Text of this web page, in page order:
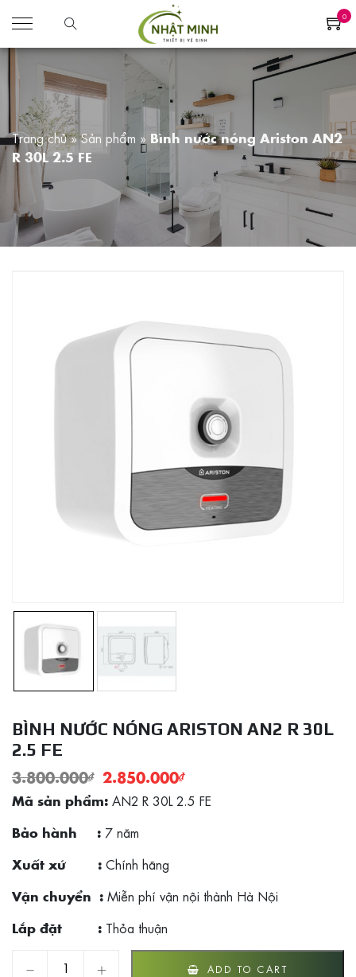
0
Trang chủ»Sản phẩm » Bình nước nóng Ariston AN2
R 30L 2.5 FE
BÌNH NƯỚC NÓNG ARISTON AN2 R 30L
2.5 FE
3.800.000₫ 2.850.000₫
Mã sản phẩm: AN2 R 30L 2.5 FE
Bảo hành : 7 năm
Xuất xứ : Chính hãng
Vận chuyển : Miễn phí vận nội thành Hà Nội
Lắp đặt : Thỏa thuận
ADD TO CART